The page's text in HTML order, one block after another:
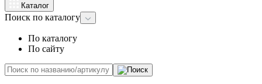
Каталог
Поиск по каталогу
По каталогу
По сайту